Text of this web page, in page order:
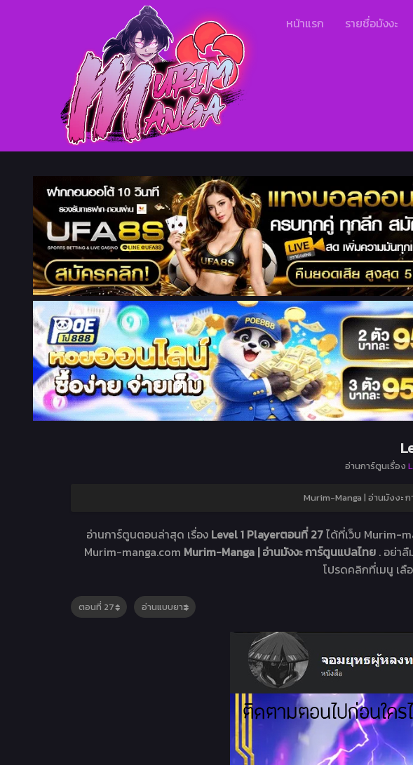
หน้าแรก รายชื่อมังงะ
อ่านการ์ตูนเรื่อง
Murim-Manga | อ่านมังงะ
อ่านการ์ตูนตอนล่าสุด เรื่อง Level 1 Playerตอนที่ 27ได้ที่เว็บ Murim-
Murim-manga.com Murim-Manga | อ่านมังงะ การ์ตูนแปลไทย . อย่า
โปรดคลิกที่เมนู เลื